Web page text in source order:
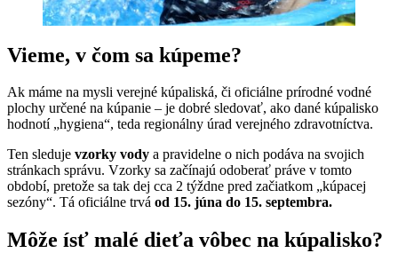
Vieme, v čom sa kúpeme?
Ak máme na mysli verejné kúpaliská, či oficiálne prírodné vodné
plochy určené na kúpanie – je dobré sledovať, ako dané kúpalisko
hodnotí „hygiena“, teda regionálny úrad verejného zdravotníctva.
Ten sleduje vzorky vody a pravidelne o nich podáva na svojich
stránkach správu. Vzorky sa začínajú odoberať práve v tomto
období, pretože sa tak dej cca 2 týždne pred začiatkom „kúpacej
sezóny“. Tá oficiálne trvá od 15. júna do 15. septembra.
Môže ísť malé dieťa vôbec na kúpalisko?